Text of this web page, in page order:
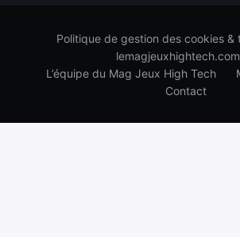
Politique de gestion des cookies &
lemagjeuxhightech.com
L’équipe du Mag Jeux High Tech
Contact